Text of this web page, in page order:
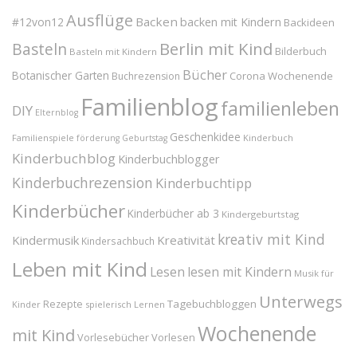
#12von12 Ausflüge Backen backen mit Kindern Backideen
Basteln Basteln mit Kindern Berlin mit Kind Bilderbuch
Botanischer Garten Buchrezension Bücher Corona Wochenende
DIY Elternblog Familienblogfamilienleben
Familienspiele förderung Geburtstag Geschenkidee Kinderbuch
Kinderbuchblog Kinderbuchblogger
Kinderbuchrezension Kinderbuchtipp
Kinderbücher Kinderbücher ab 3 Kindergeburtstag
Kindermusik Kindersachbuch Kreativität kreativ mit Kind
Leben mit Kind Lesen lesen mit Kindern Musik für
Kinder Rezepte spielerisch Lernen Tagebuchbloggen Unterwegs
mit Kind VorlesebücherVorlesen Wochenende